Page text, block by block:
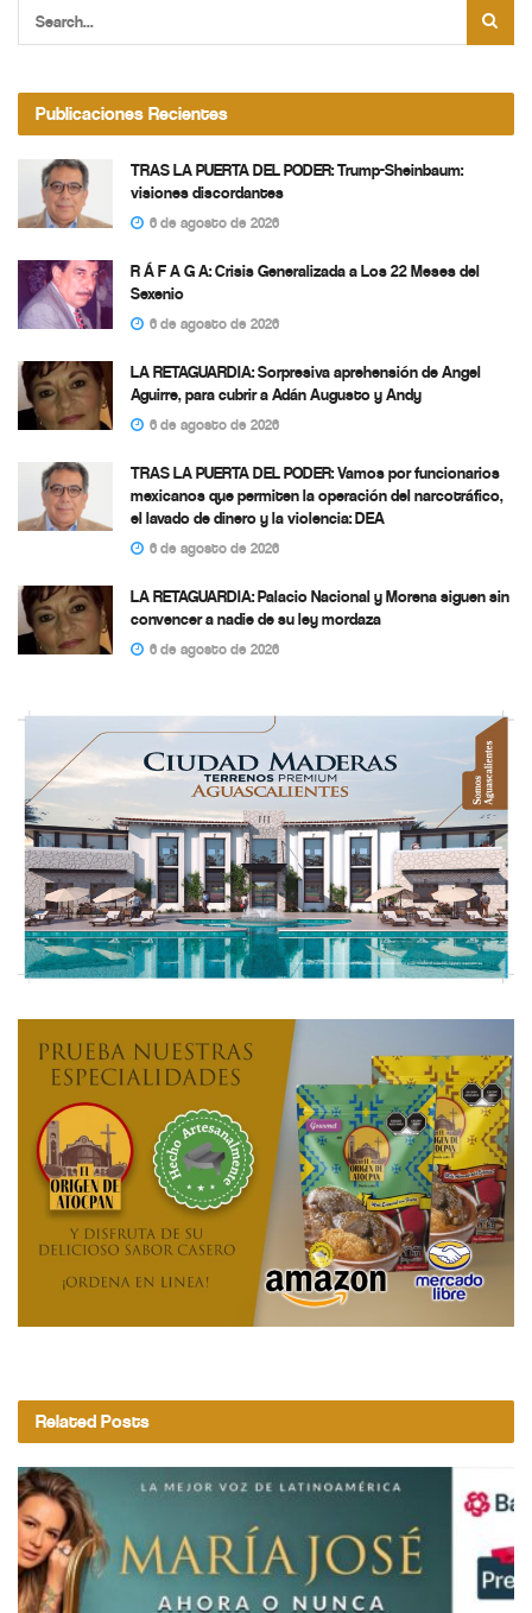
Publicaciones Recientes
TRAS LA PUERTA DEL PODER: Trump-Sheinbaum:
visiones discordantes
6 de agosto de 2026
R Á F A G A: Crisis Generalizada a Los 22 Meses del
Sexenio
6 de agosto de 2026
LA RETAGUARDIA: Sorpresiva aprehensión de Angel
Aguirre, para cubrir a Adán Augusto y Andy
6 de agosto de 2026
TRAS LA PUERTA DEL PODER: Vamos por funcionarios
mexicanos que permiten la operación del narcotráfico,
el lavado de dinero y la violencia: DEA
6 de agosto de 2026
LA RETAGUARDIA: Palacio Nacional y Morena siguen sin
convencer a nadie de su ley mordaza
6 de agosto de 2026
Related Posts